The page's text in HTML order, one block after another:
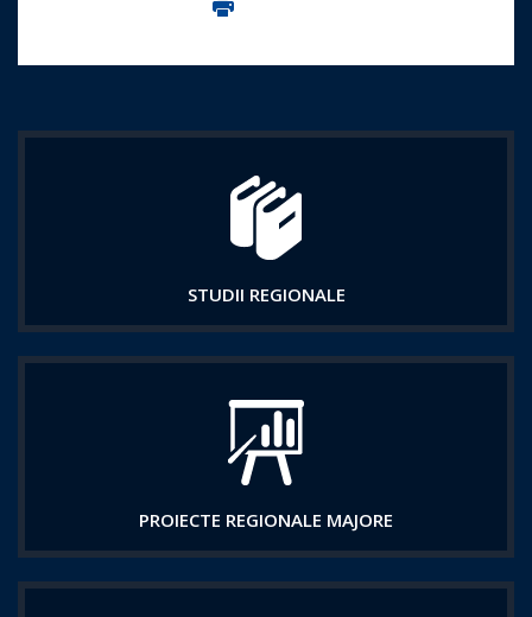
Imprima aceasta pagina
STUDII REGIONALE
PROIECTE REGIONALE MAJORE